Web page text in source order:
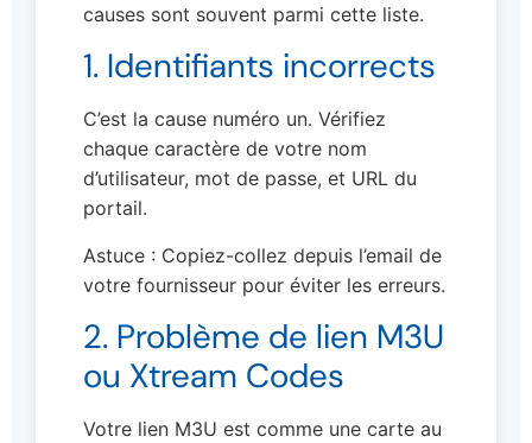
causes sont souvent parmi cette liste.
1. Identifiants incorrects
C’est la cause numéro un. Vérifiez
chaque caractère de votre nom
d’utilisateur, mot de passe, et URL du
portail.
Astuce : Copiez-collez depuis l’email de
votre fournisseur pour éviter les erreurs.
2. Problème de lien M3U
ou Xtream Codes
Votre lien M3U est comme une carte au